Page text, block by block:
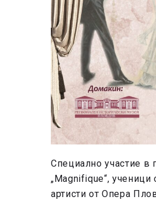
Специално участие в
„Magnifique“,
артисти от Опера